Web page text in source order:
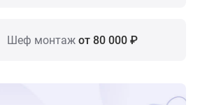
Шеф монтаж от 80 000 ₽